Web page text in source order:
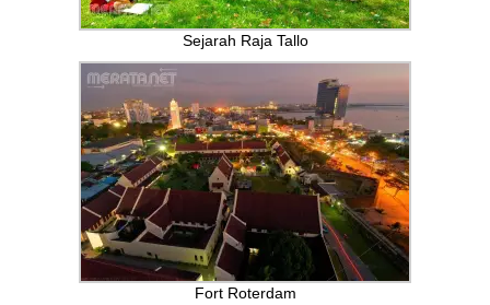
Sejarah Raja Tallo
Fort Roterdam